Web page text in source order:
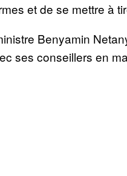
et de se mettre à
Benyamin
ses conseillers en